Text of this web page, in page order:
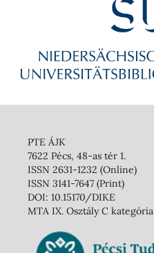
PTE ÁJK
7622 Pécs, 48-as tér 1.
ISSN 2631-1232 (Online)
ISSN 3141-7647 (Print)
DOI: 10.15170/DIKE
MTA IX. Osztály C kategória